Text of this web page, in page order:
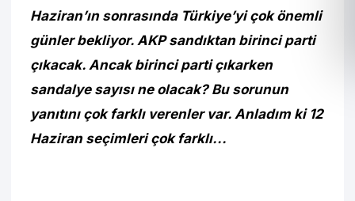
Haziran’ın sonrasında Türkiye’yi çok önemli
günler bekliyor. AKP sandıktan birinci parti
çıkacak. Ancak birinci parti çıkarken
sandalye sayısı ne olacak? Bu sorunun
yanıtını çok farklı verenler var. Anladım ki 12
Haziran seçimleri çok farklı...